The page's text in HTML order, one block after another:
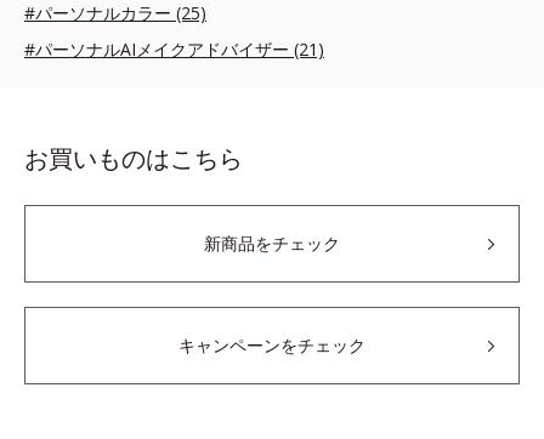
#パーソナルカラー (25)
#パーソナルAIメイクアドバイザー (21)
お買いものはこちら
新商品をチェック
キャンペーンをチェック